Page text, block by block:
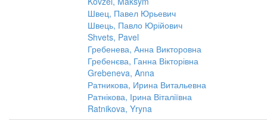
Швец, Павел Юрьевич
Швець, Павло Юрійович
Shvets, Pavel
Гребенева, Анна Викторовна
Гребенєва, Ганна Вікторівна
Grebeneva, Anna
Ратникова, Ирина Витальевна
Ратнікова, Ірина Віталіївна
Ratnikova, Yryna